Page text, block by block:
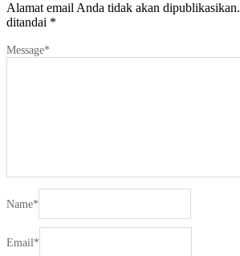
Alamat email Anda tidak akan dipublikasikan.
ditandai *
Message*
Name*
Email*